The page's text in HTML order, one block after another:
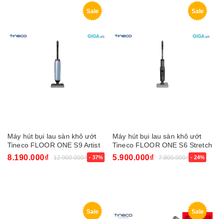
Sale
Máy hút bụi lau sàn khô ướt
Tineco FLOOR ONE S9 Artist
Prime
8.190.000₫ 12.900.000₫ - 37%
Sale
Máy hút bụi lau sàn khô ướt
Tineco FLOOR ONE S6 Stretch
Extreme
5.900.000₫ 7.800.000₫ - 24%
Sale Sale